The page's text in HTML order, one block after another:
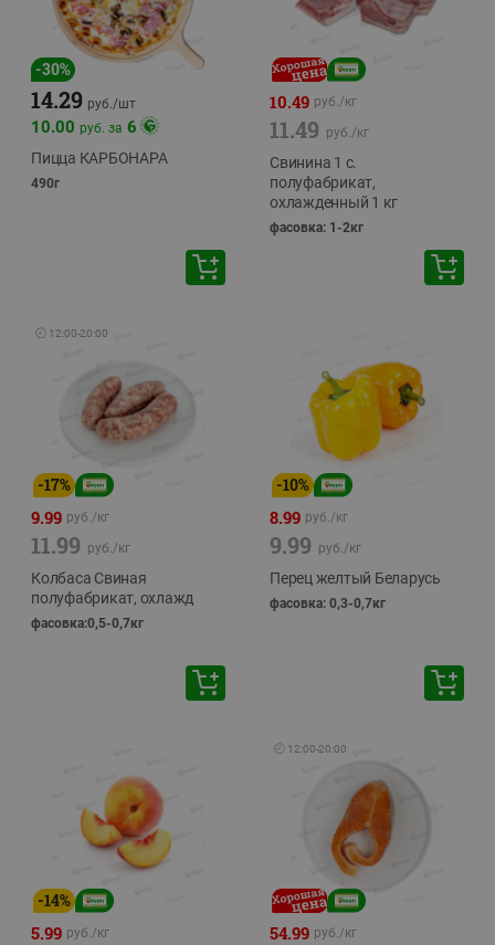
-30%
14.29 руб./шт
10.00 руб. за 6
Пицца КАРБОНАРА
490г
10.49 руб./кг
11.49 руб./кг
Свинина 1 с.
полуфабрикат,
охлажденный 1 кг
фасовка: 1-2кг
🕘 12:00-20:00
-17%
9.99 руб./кг
11.99 руб./кг
Колбаса Свиная
полуфабрикат, охлажд
фасовка:0,5-0,7кг
-10%
8.99 руб./кг
9.99 руб./кг
Перец желтый Беларусь
фасовка: 0,3-0,7кг
-14%
5.99 руб./кг
🕘 12:00-20:00
54.99 руб./кг